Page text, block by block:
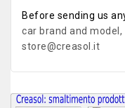
Before sending us
car brand and
store@creasol.it